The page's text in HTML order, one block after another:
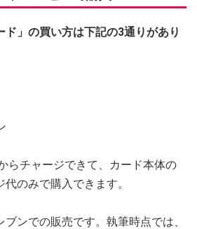
ド」の買い方は下記の3通りがあり
らチャージできて、カード本体の
のみで購入できます。
ンでの販売です。執筆時点では、